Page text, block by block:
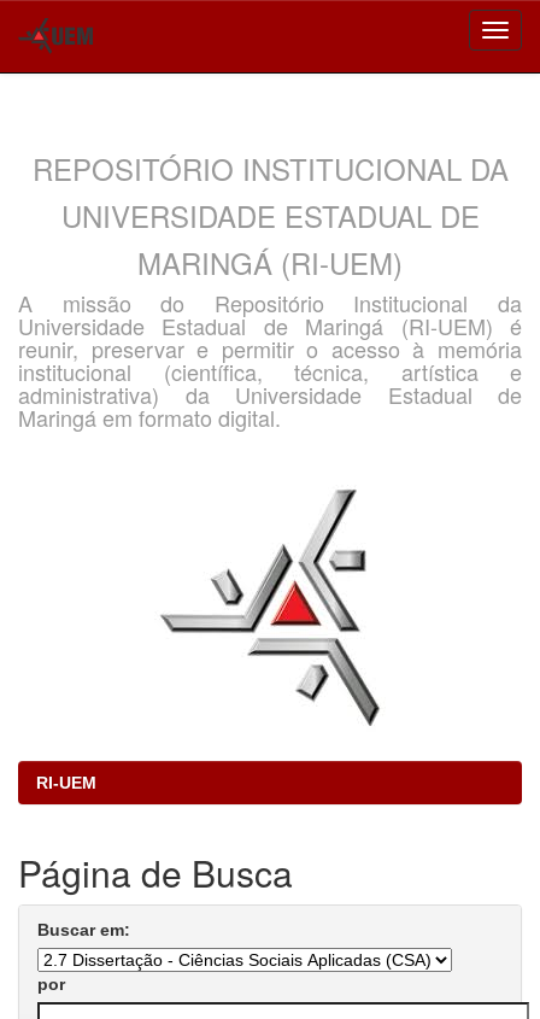
REPOSITÓRIO INSTITUCIONAL DA
UNIVERSIDADE ESTADUAL DE
MARINGÁ (RI-UEM)
A missão do Repositório Institucional da
Universidade Estadual de Maringá (RI-UEM) é
reunir, preservar e permitir o acesso à memória
institucional (científica, técnica, artística e
administrativa) da Universidade Estadual de
Maringá em formato digital.
RI-UEM
Página de Busca
Buscar em:
por